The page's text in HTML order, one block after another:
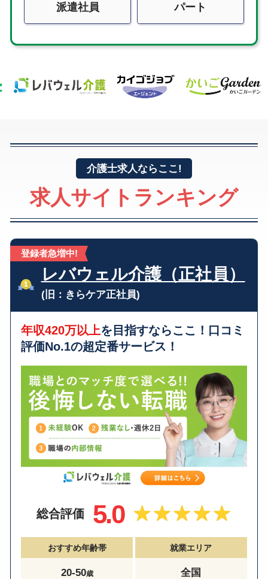
派遣社員 パート
介護士求人ならここ!
求人サイトランキング
登録者急増中!
レバウェル介護（正社員）
(旧：きらケア正社員)
年収420万以上を目指すならここ！口コミ
評価No.1の超定番サービス！
総合評価 5.0
おすすめ年齢帯
20-50歳
就業エリア
全国